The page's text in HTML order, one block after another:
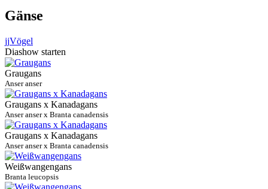
Gänse
jjVögel
Diashow starten
Graugans
Anser anser
Graugans x Kanadagans
Anser anser x Branta canadensis
Graugans x Kanadagans
Anser anser x Branta canadensis
Weißwangengans
Branta leucopsis